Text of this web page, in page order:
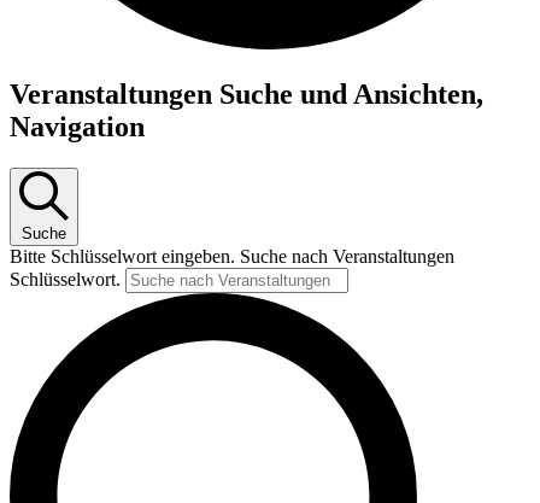
Veranstaltungen
Veranstaltungen Suche und Ansichten,
Navigation
Suche
Bitte Schlüsselwort eingeben. Suche nach Veranstaltungen
Schlüsselwort.